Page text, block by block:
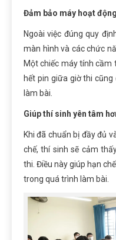
Đảm bảo máy hoạt
Ngoài việc đúng quy
màn hình và các chức
Một chiếc máy tính cầm
hết pin giữa giờ thi
làm bài.
Giúp thí sinh yên tâm
Khi đã chuẩn bị đầy đủ
chế, thí sinh sẽ cảm
thi. Điều này giúp hạn
trong quá trình làm bài.